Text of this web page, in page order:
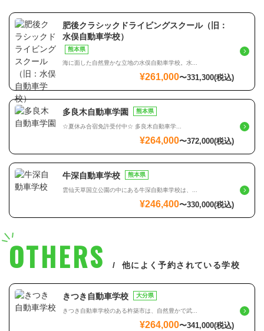
熊本県
肥後クラシックドライビングスクール（旧：
水俣自動車学校）
海に面した自然豊かな立地の水俣自動車学校。水...
¥261,000〜331,300(税込)
熊本県
多良木自動車学園
☆夏休み合宿免許受付中☆ 多良木自動車学...
¥264,000〜372,000(税込)
熊本県
牛深自動車学校
雲仙天草国立公園の中にある牛深自動車学校は、...
¥246,400〜330,000(税込)
OTHERS 他によく予約されている学校
大分県
きつき自動車学校
きつき自動車学校のある杵築市は、自然豊かで武...
¥264,000〜341,000(税込)